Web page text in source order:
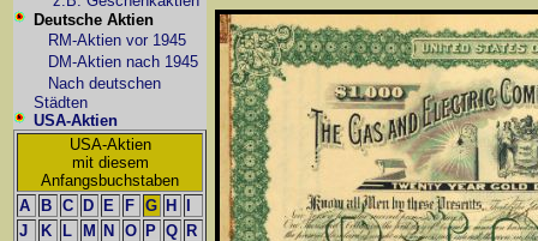
Deutsche Aktien
RM-Aktien vor 1945
DM-Aktien nach 1945
Nach deutschen
Städten
USA-Aktien
USA-Aktien
mit diesem
Anfangsbuchstaben
A
B C D E F G H
J
K L M N O P Q R